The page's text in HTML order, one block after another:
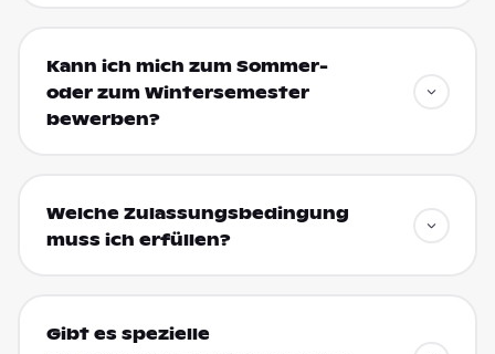
Kann ich mich zum Sommer-
oder zum Wintersemester
bewerben?
Welche Zulassungsbedingung
muss ich erfüllen?
Gibt es spezielle